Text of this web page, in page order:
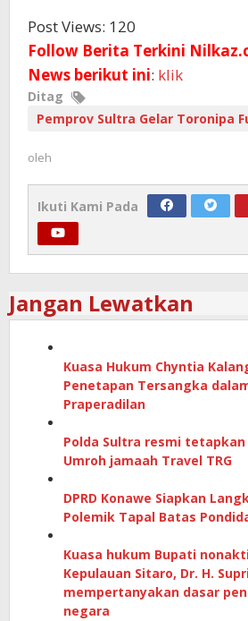
Post Views: 120
Follow Berita Terkini
News berikut ini: klik
Ditag
Pemprov Sultra Gelar Toronipa
oleh
Ikuti Kami Pada
Jangan Lewatkan
Kuasa Hukum Chyntia
Penetapan Tersangka
Praperadilan
Polda Sultra resmi
Umroh jamaah Travel TRG
DPRD Konawe Siapkan
Polemik Tapal Batas
Kuasa hukum Bupati
Kepulauan Sitaro, Dr. H.
mempertanyakan dasar
negara